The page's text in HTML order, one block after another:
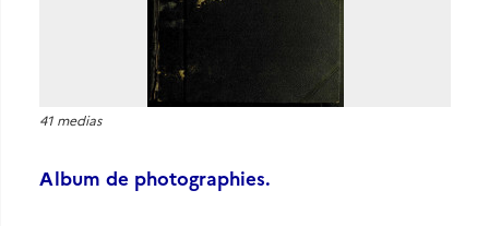
41 medias
Album de photographies.